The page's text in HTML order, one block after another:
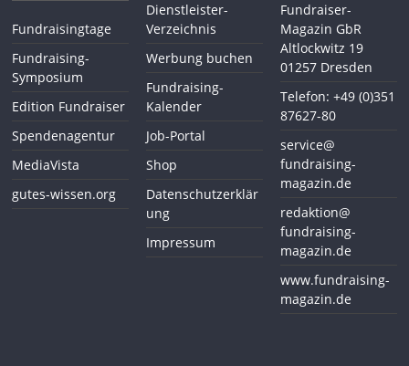
Fundraisingtage
Fundraising-
Symposium
Edition Fundraiser
Spendenagentur
MediaVista
gutes-wissen.org
Dienstleister-
Verzeichnis
Werbung buchen
Fundraising-
Kalender
Job-Portal
Shop
Datenschutzerklär
ung
Impressum
Fundraiser-
Magazin GbR
Altlockwitz 19
01257 Dresden
Telefon: +49 (0)351
87627-80
service@
fundraising-
magazin.de
redaktion@
fundraising-
magazin.de
www.fundraising-
magazin.de